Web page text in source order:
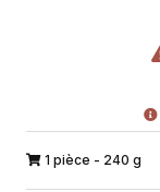
1 pièce - 240 g